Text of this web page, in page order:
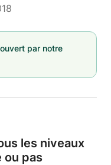
par notre
les niveaux
ou pas